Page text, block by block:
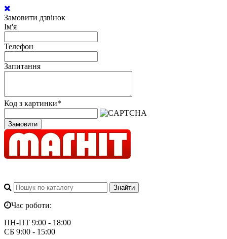
Замовити дзвінок
Ім'я
Телефон
Запитання
Код з картинки*
Замовити
Час роботи:
ПН-ПТ 9:00 - 18:00
СБ 9:00 - 15:00